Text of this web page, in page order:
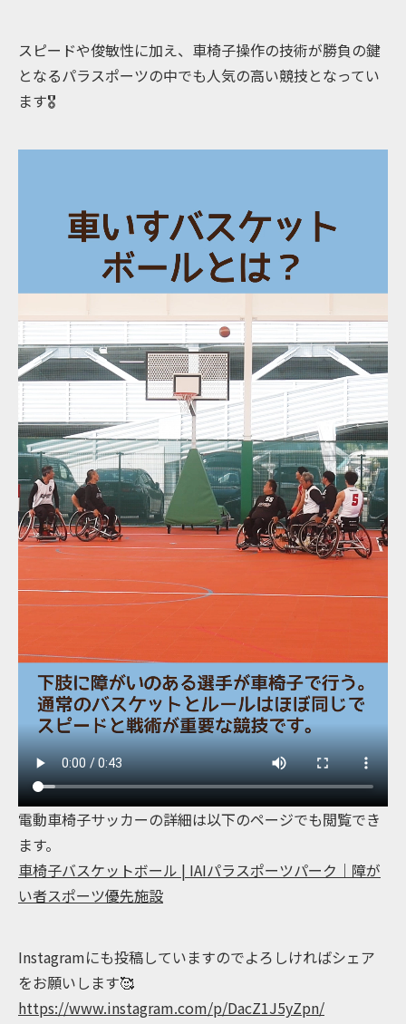
スピードや俊敏性に加え、車椅子操作の技術が勝負の鍵
となるパラスポーツの中でも人気の高い競技となってい
ます🎖️
電動車椅子サッカーの詳細は以下のページでも閲覧でき
ます。
車椅子バスケットボール | IAIパラスポーツパーク｜障が
い者スポーツ優先施設
Instagramにも投稿していますのでよろしければシェア
をお願いします🥰
https://www.instagram.com/p/DacZ1J5yZpn/